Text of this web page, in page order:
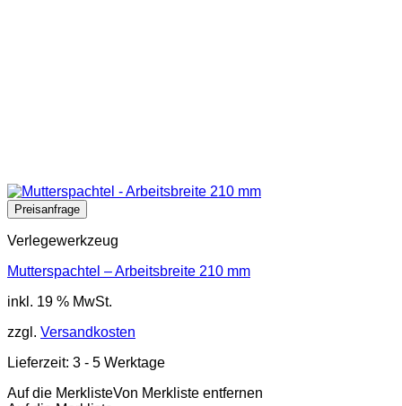
Verlegewerkzeug
Mutterspachtel – Arbeitsbreite 210 mm
inkl. 19 % MwSt.
zzgl. Versandkosten
Lieferzeit: 3 - 5 Werktage
Auf die MerklisteVon Merkliste entfernen